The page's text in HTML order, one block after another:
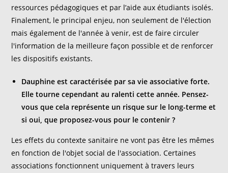
ressources pédagogiques et par l’aide aux étudiants isolés.
Finalement, le principal enjeu, non seulement de l'élection
mais également de l'année à venir, est de faire circuler
l'information de la meilleure façon possible et de renforcer
les dispositifs existants.
Dauphine est caractérisée par sa vie associative forte.
Elle tourne cependant au ralenti cette année. Pensez-
vous que cela représente un risque sur le long-terme et
si oui, que proposez-vous pour le contenir ?
Les effets du contexte sanitaire ne vont pas être les mêmes
en fonction de l'objet social de l'association. Certaines
associations fonctionnent uniquement à travers leurs